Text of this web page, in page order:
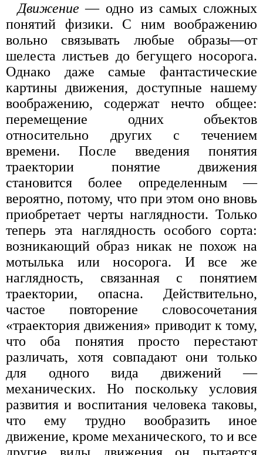
Движение — одно из самых сложных
понятий физики. С ним воображению
вольно связывать любые образы—от
шелеста листьев до бегущего носорога.
Однако даже самые фантастические
картины движения, доступные нашему
воображению, содержат нечто общее:
перемещение одних объектов
относительно других с течением
времени. После введения понятия
траектории понятие движения
становится более определенным —
вероятно, потому, что при этом оно вновь
приобретает черты наглядности. Только
теперь эта наглядность особого сорта:
возникающий образ никак не похож на
мотылька или носорога. И все же
наглядность, связанная с понятием
траектории, опасна. Действительно,
частое повторение словосочетания
«траектория движения» приводит к тому,
что оба понятия просто перестают
различать, хотя совпадают они только
для одного вида движений —
механических. Но поскольку условия
развития и воспитания человека таковы,
что ему трудно вообразить иное
движение, кроме механического, то и все